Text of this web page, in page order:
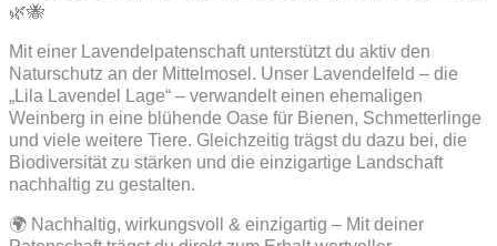
🌿🐝
Mit einer Lavendelpatenschaft unterstützt du aktiv den
Naturschutz an der Mittelmosel. Unser Lavendelfeld – die
„Lila Lavendel Lage“ – verwandelt einen ehemaligen
Weinberg in eine blühende Oase für Bienen, Schmetterlinge
und viele weitere Tiere. Gleichzeitig trägst du dazu bei, die
Biodiversität zu stärken und die einzigartige Landschaft
nachhaltig zu gestalten.
🌍 Nachhaltig, wirkungsvoll & einzigartig – Mit deiner